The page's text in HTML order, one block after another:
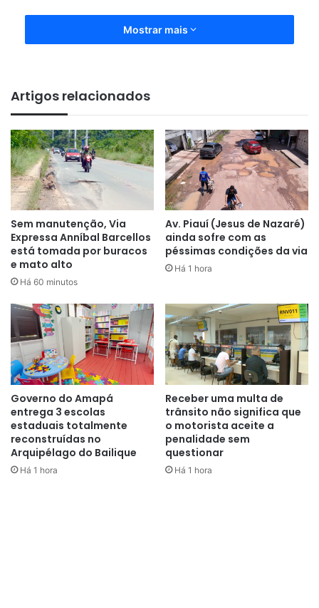
Mostrar mais
Artigos relacionados
Sem manutenção, Via
Expressa Anníbal Barcellos
está tomada por buracos
e mato alto
Há 60 minutos
Av. Piauí (Jesus de Nazaré)
ainda sofre com as
péssimas condições da via
Há 1 hora
Governo do Amapá
entrega 3 escolas
estaduais totalmente
reconstruídas no
Arquipélago do Bailique
Há 1 hora
Receber uma multa de
trânsito não significa que
o motorista aceite a
penalidade sem
questionar
Há 1 hora